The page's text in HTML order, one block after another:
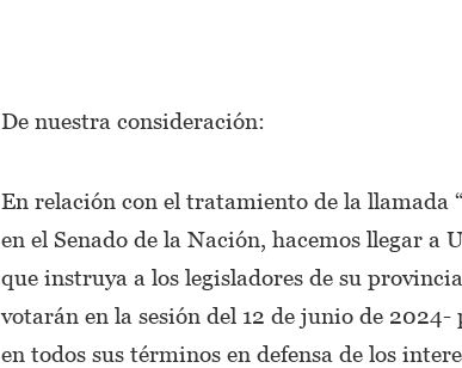
De nuestra consideración:
En relación con el tratamiento de la llamada
en el Senado de la Nación, hacemos llegar a
que instruya a los legisladores de su
votarán en la sesión del 12 de junio de 2024-
en todos sus términos en defensa de los